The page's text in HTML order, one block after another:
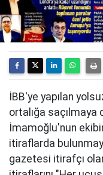
İBB'ye yapılan
ortalığa saçılmaya
İmamoğlu'nun
itiraflarda
gazetesi itirafçı